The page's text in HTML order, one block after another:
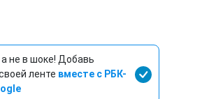
а не в шоке! Добавь
ленте вместе с РБК-